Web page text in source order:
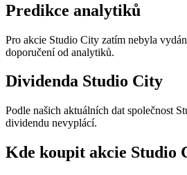
Predikce analytiků
Pro akcie Studio City zatím nebyla
doporučení od analytiků.
Dividenda Studio City
Podle našich aktuálních dat společnost
dividendu nevyplácí.
Kde koupit akcie Studio